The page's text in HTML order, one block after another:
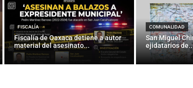
FISCALÍA
Fiscalía de Oaxaca detiene a autor
material del asesinato...
COMUNALIDAD
San Miguel
ejidatarios